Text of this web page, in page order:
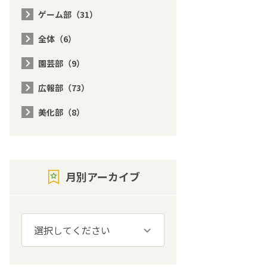
ゲーム部（31）
全体（6）
園芸部（9）
広報部（73）
美化部（8）
月別アーカイブ